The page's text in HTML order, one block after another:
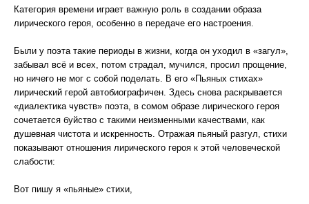
Категория времени играет важную роль в создании образа
лирического героя, особенно в передаче его настроения.
Были у поэта такие периоды в жизни, когда он уходил в «загул»,
забывал всё и всех, потом страдал, мучился, просил прощение,
но ничего не мог с собой поделать. В его «Пьяных стихах»
лирический герой автобиографичен. Здесь снова раскрывается
«диалектика чувств» поэта, в сомом образе лирического героя
сочетается буйство с такими неизменными качествами, как
душевная чистота и искренность. Отражая пьяный разгул, стихи
показывают отношения лирического героя к этой человеческой
слабости:
Вот пишу я «пьяные» стихи,